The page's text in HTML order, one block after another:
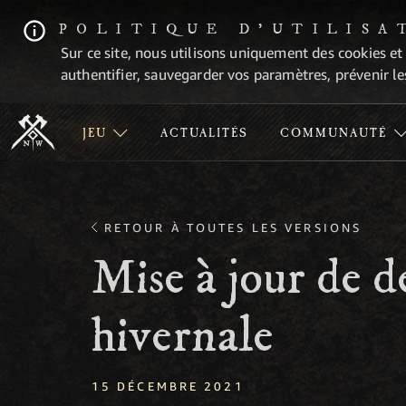
POLITIQUE
Sur ce site, nous utilisons uniquement des cookies
authentifier, sauvegarder vos paramètres, prévenir
JEU ACTUALITÉS COMMUNAUTÉ
RETOUR À TOUTES LES VERSIONS
Mise à jour de
hivernale
15 DÉCEMBRE 2021